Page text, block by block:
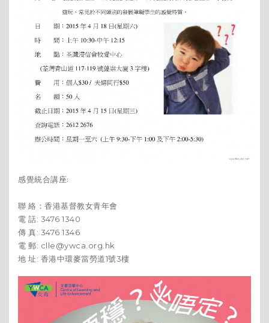
感覺統合講座:
聯 絡：香港基督教女青年會
電 話: 3476 1340
傳 真: 3476 1346
電 郵: clle@ywca.org.hk
地 址: 香港中環麥當勞道1號3樓